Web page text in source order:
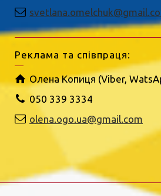
Реклама та співпраця:
Олена Копиця (Viber,
050 339 3334
olena.ogo.ua@gmail.com